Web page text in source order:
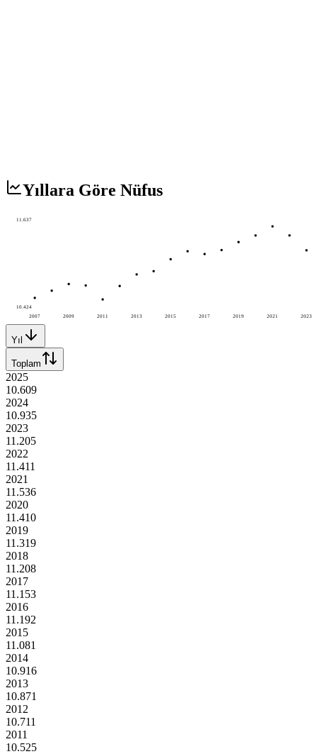
Yıllara Göre Nüfus
2007 2009 2011 2013 2015 2017 2019 2021 2023
11.637
10.424
Yıl
Toplam
2025
10.609
2024
10.935
2023
11.205
2022
11.411
2021
11.536
2020
11.410
2019
11.319
2018
11.208
2017
11.153
2016
11.192
2015
11.081
2014
10.916
2013
10.871
2012
10.711
2011
10.525